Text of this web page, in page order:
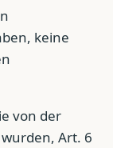
keine
von der
Art. 6